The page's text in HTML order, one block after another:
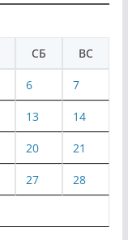
СБ ВС
6 7
13 14
20 21
27 28